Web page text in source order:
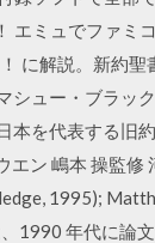
ミュでファミ
に解説。新約
ュー・ブラッ
本を代表する旧
エン 嶋本 操監
1995);
1990 年代に論